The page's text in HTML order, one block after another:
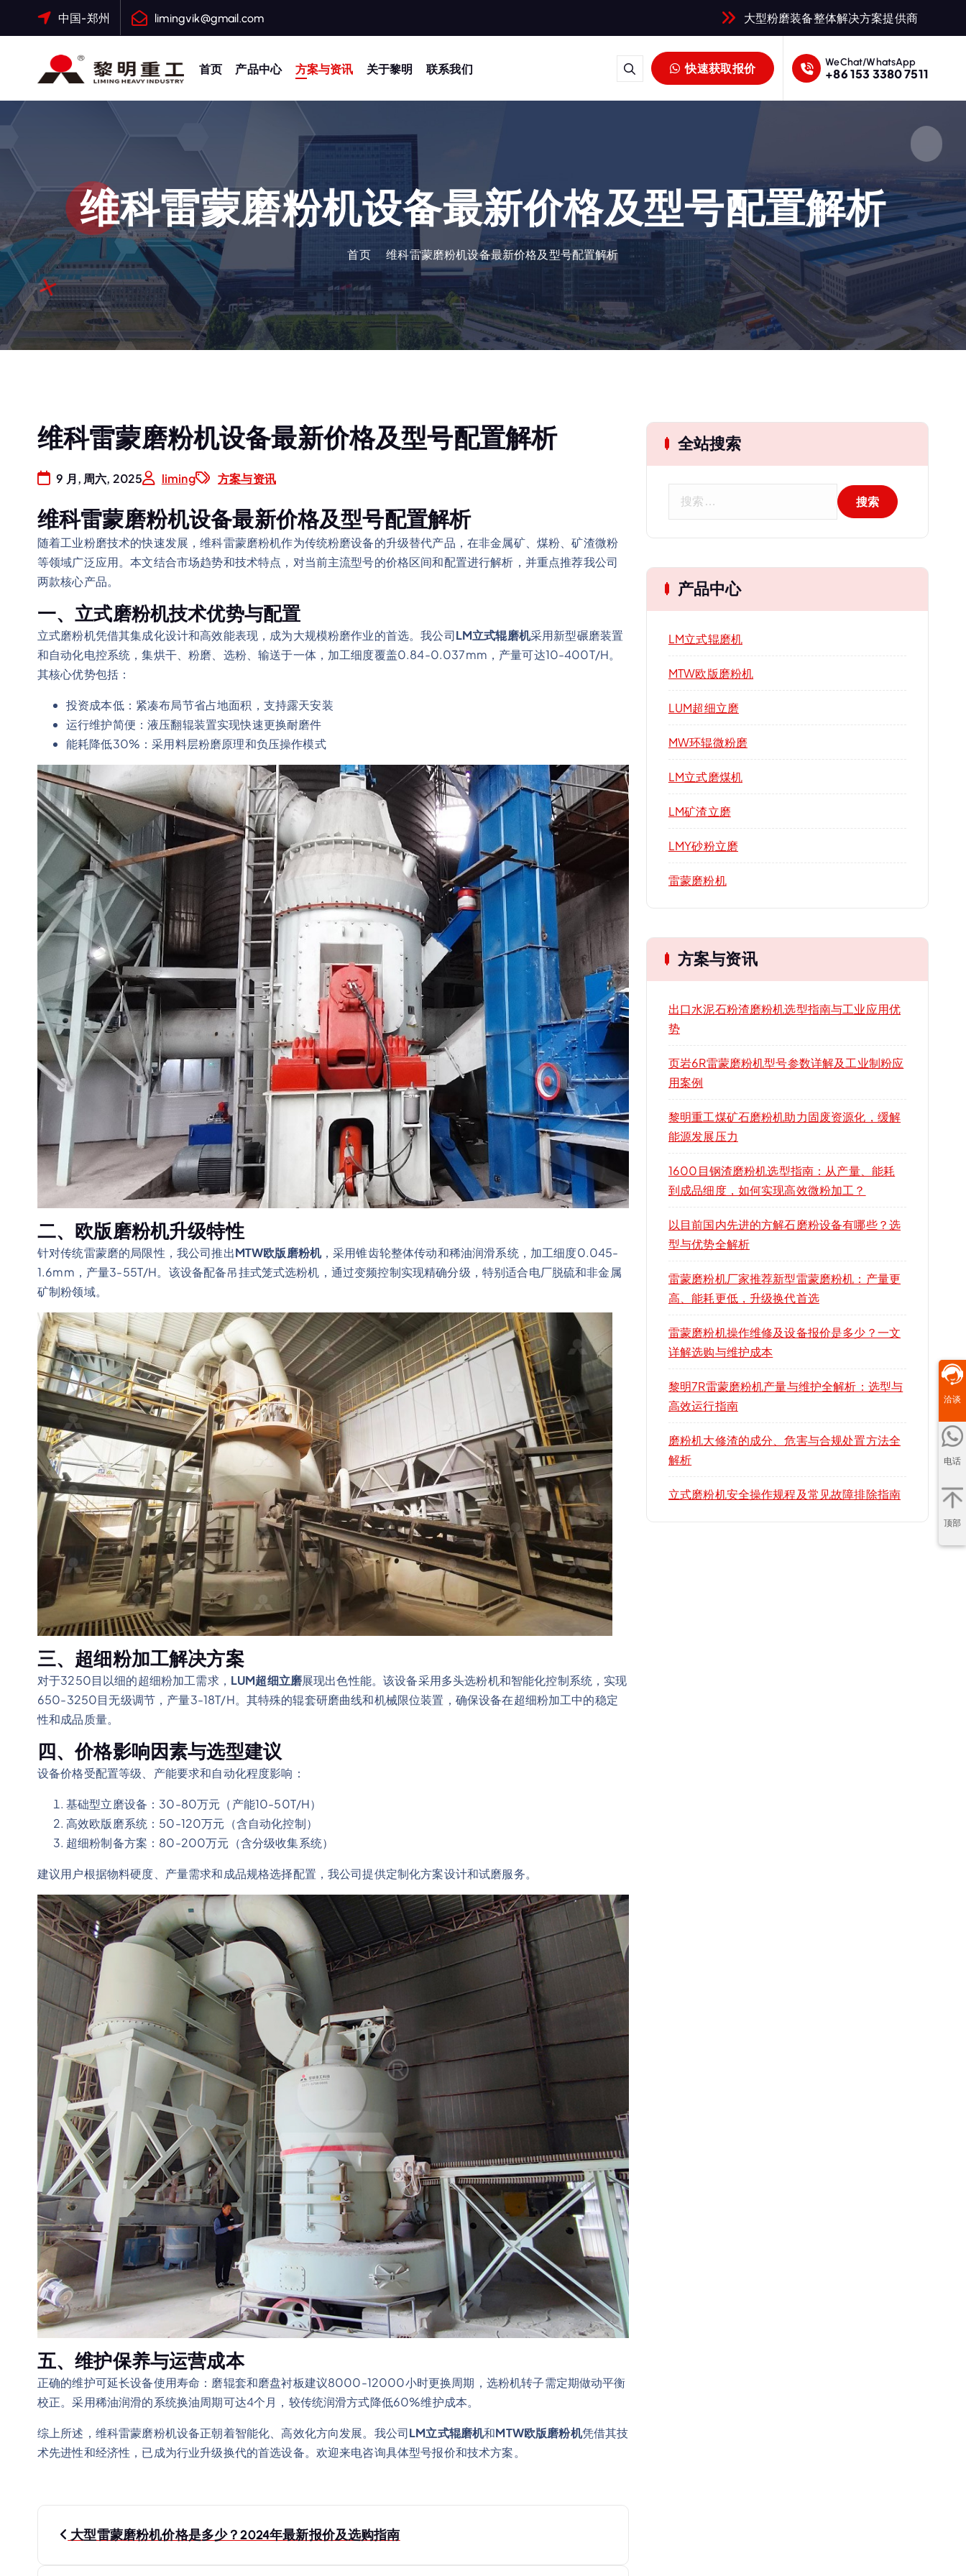
中国-郑州 limingvik@gmail.com 大型粉磨装备整体解决方案提供商
大修渣磨粉机，矿渣立磨
首页 产品中心 方案与资讯 关于黎明 联系我们 快速获取报价 WeChat/WhatsApp
+86 153 3380 7511
维科雷蒙磨粉机设备最新价格及型号配置解析
首页 维科雷蒙磨粉机设备最新价格及型号配置解析
维科雷蒙磨粉机设备最新价格及型号配置解析
9 月, 周六, 2025 liming 方案与资讯
维科雷蒙磨粉机设备最新价格及型号配置解析
随着工业粉磨技术的快速发展，维科雷蒙磨粉机作为传统粉磨设备的升级替代产品，在非金属矿、煤粉、矿渣微粉
等领域广泛应用。本文结合市场趋势和技术特点，对当前主流型号的价格区间和配置进行解析，并重点推荐我公司
两款核心产品。
一、立式磨粉机技术优势与配置
立式磨粉机凭借其集成化设计和高效能表现，成为大规模粉磨作业的首选。我公司LM立式辊磨机采用新型碾磨装置
和自动化电控系统，集烘干、粉磨、选粉、输送于一体，加工细度覆盖0.84-0.037mm，产量可达10-400T/H。
其核心优势包括：
投资成本低：紧凑布局节省占地面积，支持露天安装
运行维护简便：液压翻辊装置实现快速更换耐磨件
能耗降低30%：采用料层粉磨原理和负压操作模式
二、欧版磨粉机升级特性
针对传统雷蒙磨的局限性，我公司推出MTW欧版磨粉机，采用锥齿轮整体传动和稀油润滑系统，加工细度0.045-
1.6mm，产量3-55T/H。该设备配备吊挂式笼式选粉机，通过变频控制实现精确分级，特别适合电厂脱硫和非金属
矿制粉领域。
三、超细粉加工解决方案
对于3250目以细的超细粉加工需求， LUM超细立磨展现出色性能。该设备采用多头选粉机和智能化控制系统，实现
650-3250目无级调节，产量3-18T/H。其特殊的辊套研磨曲线和机械限位装置，确保设备在超细粉加工中的稳定
性和成品质量。
四、价格影响因素与选型建议
设备价格受配置等级、产能要求和自动化程度影响：
基础型立磨设备：30-80万元（产能10-50T/H）
高效欧版磨系统：50-120万元（含自动化控制）
超细粉制备方案：80-200万元（含分级收集系统）
建议用户根据物料硬度、产量需求和成品规格选择配置，我公司提供定制化方案设计和试磨服务。
五、维护保养与运营成本
正确的维护可延长设备使用寿命：磨辊套和磨盘衬板建议8000-12000小时更换周期，选粉机转子需定期做动平衡
校正。采用稀油润滑的系统换油周期可达4个月，较传统润滑方式降低60%维护成本。
综上所述，维科雷蒙磨粉机设备正朝着智能化、高效化方向发展。我公司LM立式辊磨机和MTW欧版磨粉机凭借其技
术先进性和经济性，已成为行业升级换代的首选设备。欢迎来电咨询具体型号报价和技术方案。
文 大型雷蒙磨粉机价格是多少？2024年最新报价及选购指南
全站搜索
产品中心
LM立式辊磨机
MTW欧版磨粉机
LUM超细立磨
MW环辊微粉磨
LM立式磨煤机
LM矿渣立磨
LMY砂粉立磨
雷蒙磨粉机
方案与资讯
出口水泥石粉渣磨粉机选型指南与工业应用优
势
页岩6R雷蒙磨粉机型号参数详解及工业制粉应
用案例
黎明重工煤矿石磨粉机助力固废资源化，缓解
能源发展压力
1600目钢渣磨粉机选型指南：从产量、能耗
到成品细度，如何实现高效微粉加工？
以目前国内先进的方解石磨粉设备有哪些？选
型与优势全解析
雷蒙磨粉机厂家推荐新型雷蒙磨粉机：产量更
高、能耗更低，升级换代首选
雷蒙磨粉机操作维修及设备报价是多少？一文
详解选购与维护成本
黎明7R雷蒙磨粉机产量与维护全解析：选型与
高效运行指南
磨粉机大修渣的成分、危害与合规处置方法全
解析
立式磨粉机安全操作规程及常见故障排除指南
洽谈
电话
顶部